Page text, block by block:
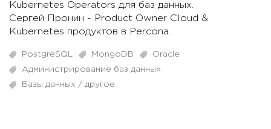
Kubernetes Operators для баз данных.
Сергей Пронин - Product Owner Cloud &
Kubernetes продуктов в Percona.
PostgreSQL MongoDB Oracle
Администрирование баз данных
Базы данных / другое